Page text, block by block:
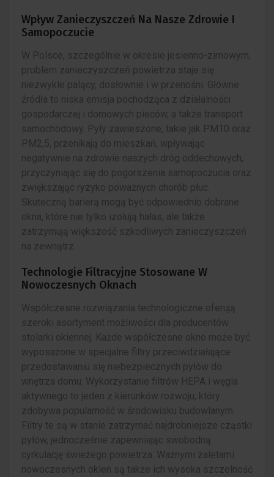
Wpływ Zanieczyszczeń Na Nasze Zdrowie I
Samopoczucie
W Polsce, szczególnie w okresie jesienno-zimowym,
problem zanieczyszczeń powietrza staje się
niezwykle palący, dosłownie i w przenośni. Główne
źródła to niska emisja pochodząca z działalności
gospodarczej i domowych pieców, a także transport
samochodowy. Pyły zawieszone, takie jak PM10 oraz
PM2,5, przenikają do mieszkań, wpływając
negatywnie na zdrowie naszych dróg oddechowych,
przyczyniając się do pogorszenia samopoczucia oraz
zwiększając ryzyko poważnych chorób płuc.
Skuteczną barierą mogą być odpowiednio dobrane
okna, które nie tylko izolują hałas, ale także
zatrzymują większość szkodliwych zanieczyszczeń
na zewnątrz.
Technologie Filtracyjne Stosowane W
Nowoczesnych Oknach
Współczesne rozwiązania technologiczne oferują
szeroki asortyment możliwości dla producentów
stolarki okiennej. Każde współczesne okno może być
wyposażone w specjalne filtry przeciwdziałające
przedostawaniu się niebezpiecznych pyłów do
wnętrza domu. Wykorzystanie filtrów HEPA i węgla
aktywnego to jeden z kierunków rozwoju, który
zdobywa popularność w środowisku budowlanym.
Filtry te są w stanie zatrzymać najdrobniejsze cząstki
pyłów, jednocześnie zapewniając swobodną
cyrkulację świeżego powietrza. Ważnymi zaletami
nowoczesnych okien są także ich wysoka szczelność